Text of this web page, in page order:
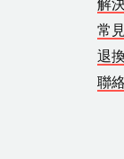
解
常
退
聯